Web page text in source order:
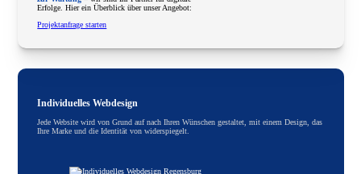
Erfolge. Hier ein Überblick über unser Angebot:
Projektanfrage starten
Individuelles Webdesign
Jede Website wird von Grund auf nach Ihren Wünschen gestaltet, mit einem Design, das
Ihre Marke und die Identität von widerspiegelt.